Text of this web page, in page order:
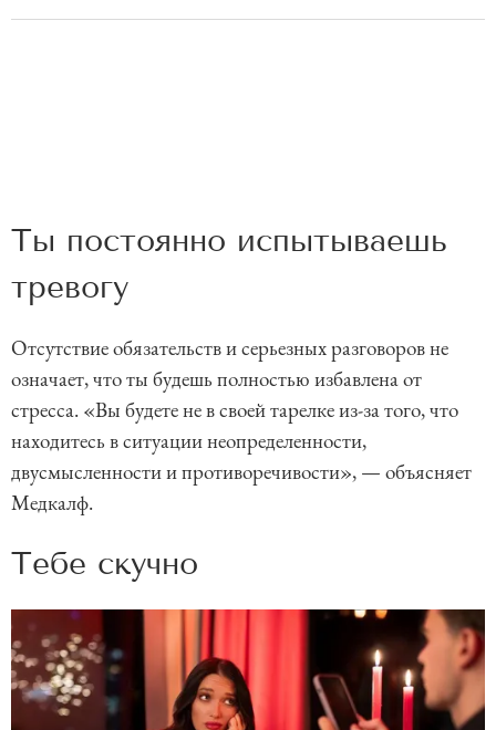
Ты постоянно испытываешь
тревогу
Отсутствие обязательств и серьезных разговоров не
означает, что ты будешь полностью избавлена от
стресса. «Вы будете не в своей тарелке из-за того, что
находитесь в ситуации неопределенности,
двусмысленности и противоречивости», — объясняет
Медкалф.
Тебе скучно